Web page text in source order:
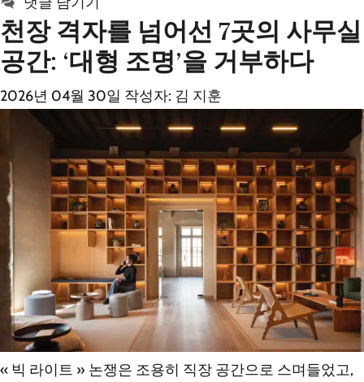
천장 격자를 넘어선 7곳의 사무실
공간: ‘대형 조명’을 거부하다
2026년 04월 30일 작성자: 김 지훈
« 빅 라이트 » 논쟁은 조용히 직장 공간으로 스며들었고,